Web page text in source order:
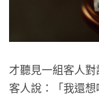
才聽見一組客人
客人說：「我還想